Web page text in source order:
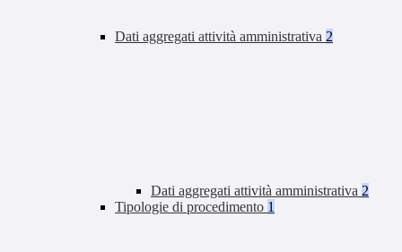
Dati aggregati attività amministrativa 2
Dati aggregati attività amministrativa 2
Tipologie di procedimento 1